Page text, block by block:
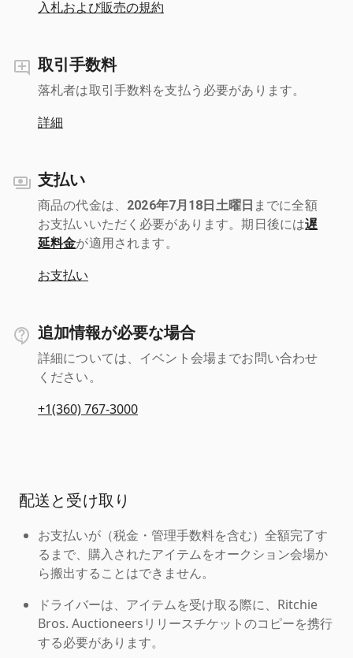
入札および販売の規約
取引手数料
落札者は取引手数料を支払う必要があります。
詳細
支払い
商品の代金は、 2026年7月18日土曜日 までに全額
お支払いいただく必要があります。期日後には遅
延料金が適用されます。
お支払い
追加情報が必要な場合
詳細については、イベント会場までお問い合わせ
ください。
+1(360) 767-3000
配送と受け取り
お支払いが（税金・管理手数料を含む）全額完了す
るまで、購入されたアイテムをオークション会場か
ら搬出することはできません。
ドライバーは、アイテムを受け取る際に、Ritchie
Bros. Auctioneersリリースチケットのコピーを携行
する必要があります。